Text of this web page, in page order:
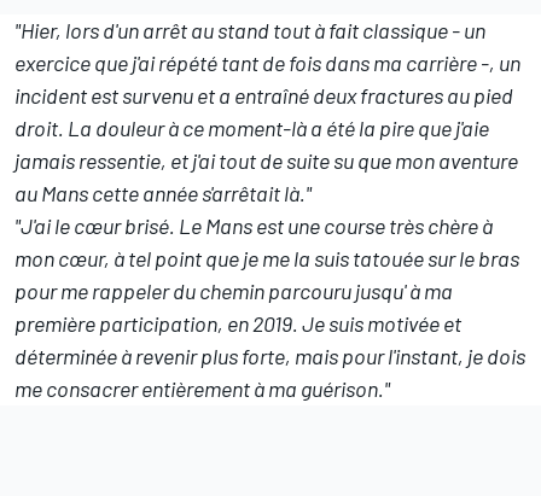
"Hier, lors d'un arrêt au stand tout à fait classique - un
exercice que j'ai répété tant de fois dans ma carrière -, un
incident est survenu et a entraîné deux fractures au pied
droit. La douleur à ce moment-là a été la pire que j'aie
jamais ressentie, et j'ai tout de suite su que mon aventure
au Mans cette année s'arrêtait là."
"J'ai le cœur brisé. Le Mans est une course très chère à
mon cœur, à tel point que je me la suis tatouée sur le bras
pour me rappeler du chemin parcouru jusqu' à ma
première participation, en 2019. Je suis motivée et
déterminée à revenir plus forte, mais pour l'instant, je dois
me consacrer entièrement à ma guérison."